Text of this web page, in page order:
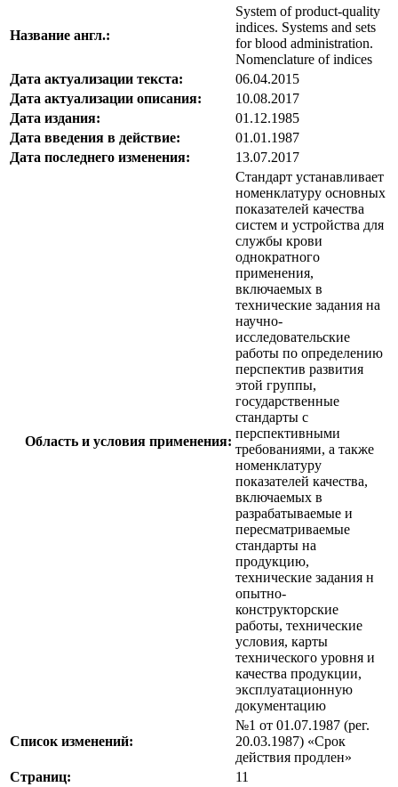
Название англ.:
System of product-quality
indices. Systems and sets
for blood administration.
Nomenclature of indices
Дата актуализации текста:
06.04.2015
Дата актуализации описания:
10.08.2017
Дата издания:
01.12.1985
Дата введения в действие:
01.01.1987
Дата последнего изменения:
13.07.2017
Область и условия применения:
Стандарт устанавливает
номенклатуру основных
показателей качества
систем и устройства для
службы крови
однократного
применения,
включаемых в
технические задания на
научно-
исследовательские
работы по определению
перспектив развития
этой группы,
государственные
стандарты с
перспективными
требованиями, а также
номенклатуру
показателей качества,
включаемых в
разрабатываемые и
пересматриваемые
стандарты на
продукцию,
технические задания н
опытно-
конструкторские
работы, технические
условия, карты
технического уровня и
качества продукции,
эксплуатационную
документацию
Список изменений:
№1 от 01.07.1987 (рег.
20.03.1987) «Срок
действия продлен»
Страниц:
11